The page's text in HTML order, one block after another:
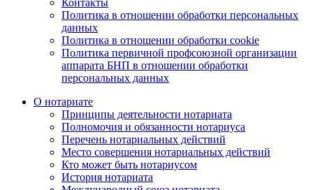
Контакты
Политика в отношении обработки персональных
данных
Политика в отношении обработки cookie
Политика первичной профсоюзной организации
аппарата БНП в отношении обработки
персональных данных
О нотариате
Принципы деятельности нотариата
Полномочия и обязанности нотариуса
Перечень нотариальных действий
Место совершения нотариальных действий
Кто может быть нотариусом
История нотариата